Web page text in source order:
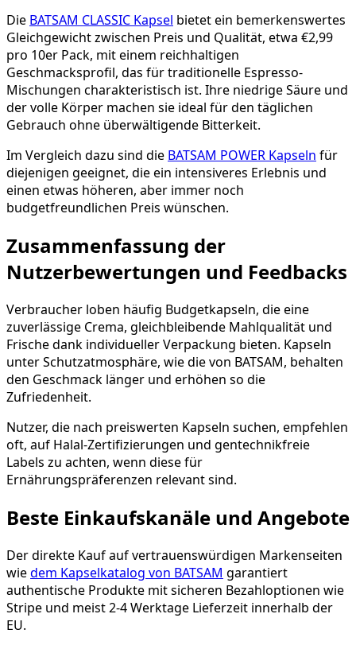
Die BATSAM CLASSIC Kapsel bietet ein bemerkenswertes
Gleichgewicht zwischen Preis und Qualität, etwa €2,99
pro 10er Pack, mit einem reichhaltigen
Geschmacksprofil, das für traditionelle Espresso-
Mischungen charakteristisch ist. Ihre niedrige Säure und
der volle Körper machen sie ideal für den täglichen
Gebrauch ohne überwältigende Bitterkeit.
Im Vergleich dazu sind die BATSAM POWER Kapseln für
diejenigen geeignet, die ein intensiveres Erlebnis und
einen etwas höheren, aber immer noch
budgetfreundlichen Preis wünschen.
Zusammenfassung der
Nutzerbewertungen und Feedbacks
Verbraucher loben häufig Budgetkapseln, die eine
zuverlässige Crema, gleichbleibende Mahlqualität und
Frische dank individueller Verpackung bieten. Kapseln
unter Schutzatmosphäre, wie die von BATSAM, behalten
den Geschmack länger und erhöhen so die
Zufriedenheit.
Nutzer, die nach preiswerten Kapseln suchen, empfehlen
oft, auf Halal-Zertifizierungen und gentechnikfreie
Labels zu achten, wenn diese für
Ernährungspräferenzen relevant sind.
Beste Einkaufskanäle und Angebote
Der direkte Kauf auf vertrauenswürdigen Markenseiten
wiedem Kapselkatalog von BATSAM garantiert
authentische Produkte mit sicheren Bezahloptionen wie
Stripe und meist 2-4 Werktage Lieferzeit innerhalb der
EU.